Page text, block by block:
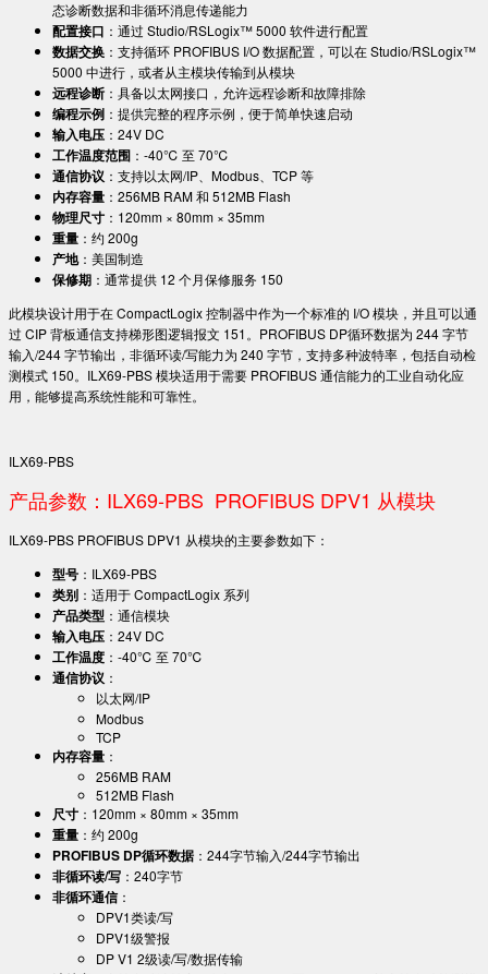
态诊断数据和非循环消息传递能力
配置接口 ：通过 Studio/RSLogix™ 5000 软件进行配置
数据交换 ：支持循环 PROFIBUS I/O 数据配置，可以在 Studio/RSLogix™
5000 中进行，或者从主模块传输到从模块
远程诊断 ：具备以太网接口，允许远程诊断和故障排除
编程示例 ：提供完整的程序示例，便于简单快速启动
输入电压 ：24V DC
工作温度范围 ：-40℃ 至 70℃
通信协议 ：支持以太网/IP、Modbus、TCP 等
内存容量 ：256MB RAM 和 512MB Flash
物理尺寸 ：120mm × 80mm × 35mm
重量 ：约 200g
产地：美国制造
保修期 ：通常提供 12 个月保修服务 150
此模块设计用于在 CompactLogix 控制器中作为一个标准的 I/O 模块，并且可以通
过 CIP 背板通信支持梯形图逻辑报文 151 。PROFIBUS DP循环数据为 244 字节
输入/244 字节输出，非循环读/写能力为 240 字节，支持多种波特率，包括自动检
测模式 150。ILX69-PBS 模块适用于需要 PROFIBUS 通信能力的工业自动化应
用，能够提高系统性能和可靠性。
ILX69-PBS
产品参数：ILX69-PBS PROFIBUS DPV1 从模块
ILX69-PBS PROFIBUS DPV1 从模块的主要参数如下：
型号 ：ILX69-PBS
类别 ：适用于 CompactLogix 系列
产品类型 ：通信模块
输入电压 ：24V DC
工作温度 ：-40℃ 至 70℃
通信协议 ：
以太网/IP
Modbus
TCP
内存容量 ：
256MB RAM
512MB Flash
尺寸 ：120mm × 80mm × 35mm
重量 ：约 200g
PROFIBUS DP循环数据 ：244字节输入/244字节输出
非循环读/写 ：240字节
非循环通信：
DPV1类读/写
DPV1级警报
DP V1 2级读/写/数据传输